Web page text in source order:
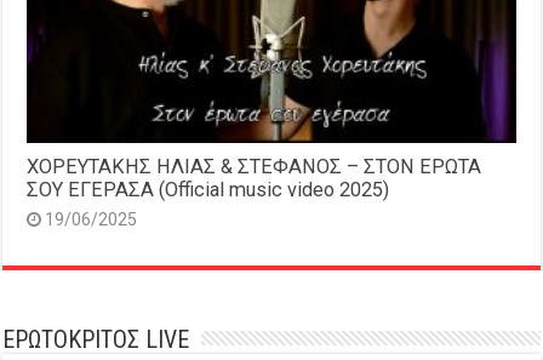
ΧΟΡΕΥΤΑΚΗΣ ΗΛΙΑΣ & ΣΤΕΦΑΝΟΣ – ΣΤΟΝ ΕΡΩΤΑ
ΣΟΥ ΕΓΕΡΑΣΑ (Official music video 2025)
19/06/2025
ΕΡΩΤΟΚΡΙΤΟΣ LIVE